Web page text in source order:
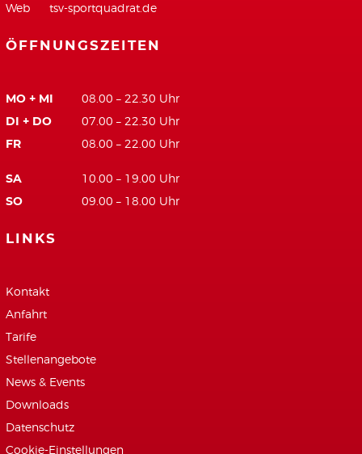
Web tsv-sportquadrat.de
ÖFFNUNGSZEITEN
MO + MI 08.00 – 22.30 Uhr
DI + DO 07.00 – 22.30 Uhr
FR 08.00 – 22.00 Uhr
SA 10.00 – 19.00 Uhr
SO 09.00 – 18.00 Uhr
LINKS
Kontakt
Anfahrt
Tarife
Stellenangebote
News & Events
Downloads
Datenschutz
Cookie-Einstellungen